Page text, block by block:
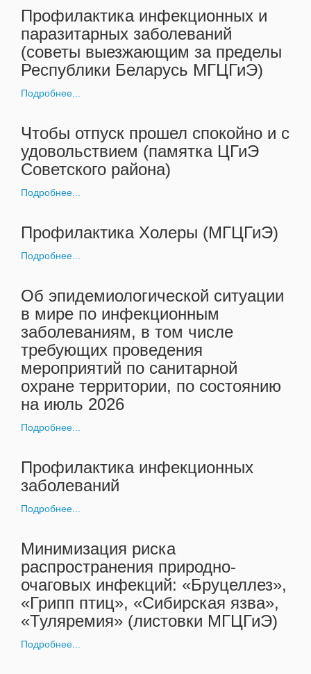
Профилактика инфекционных и
паразитарных заболеваний
(советы выезжающим за пределы
Республики Беларусь МГЦГиЭ)
Подробнее...
Чтобы отпуск прошел спокойно и с
удовольствием (памятка ЦГиЭ
Советского района)
Подробнее...
Профилактика Холеры (МГЦГиЭ)
Подробнее...
Об эпидемиологической ситуации
в мире по инфекционным
заболеваниям, в том числе
требующих проведения
мероприятий по санитарной
охране территории, по состоянию
на июль 2026
Подробнее...
Профилактика инфекционных
заболеваний
Подробнее...
Минимизация риска
распространения природно-
очаговых инфекций: «Бруцеллез»,
«Грипп птиц», «Сибирская язва»,
«Туляремия» (листовки МГЦГиЭ)
Подробнее...